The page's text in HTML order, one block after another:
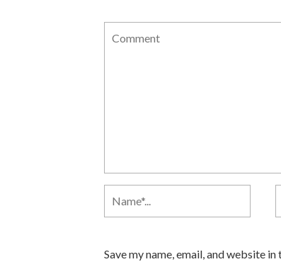
Save my name, email, and website